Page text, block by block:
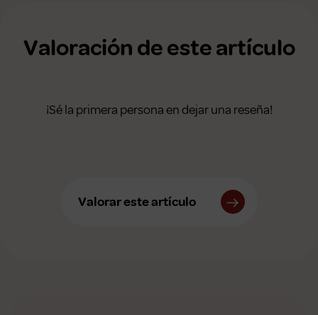
Valoración de este artículo
¡Sé la primera persona en dejar una reseña!
Valorar este artículo